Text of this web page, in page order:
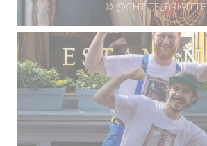
© @CHTITE_BRIGITTE